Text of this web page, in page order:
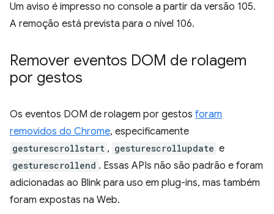
Um aviso é impresso no console a partir da versão 105.
A remoção está prevista para o nível 106.
Remover eventos DOM de rolagem
por gestos
Os eventos DOM de rolagem por gestos foram
removidos do Chrome, especificamente
gesturescrollstart , gesturescrollupdate e
gesturescrollend . Essas APIs não são padrão e foram
adicionadas ao Blink para uso em plug-ins, mas também
foram expostas na Web.